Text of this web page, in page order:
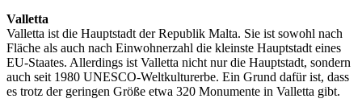
Valletta
Valletta ist die Hauptstadt der Republik Malta. Sie ist sowohl nach
Fläche als auch nach Einwohnerzahl die kleinste Hauptstadt eines
EU-Staates. Allerdings ist Valletta nicht nur die Hauptstadt, sondern
auch seit 1980 UNESCO-Weltkulturerbe. Ein Grund dafür ist, dass
es trotz der geringen Größe etwa 320 Monumente in Valletta gibt.